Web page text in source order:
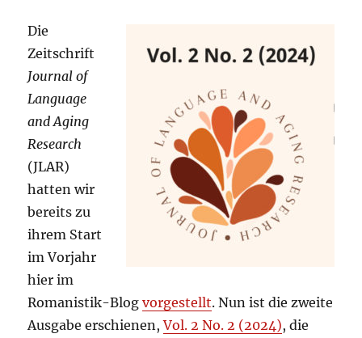
versetzen.
literarischer
Raum-
Präsenzen
in
narrativen
Texten
vom
19.-21.
Jahrhundert
Die
Zeitschrift
Journal of
Language
and Aging
Research
(JLAR)
hatten wir
bereits zu
ihrem Start
im Vorjahr
hier im
Romanistik-Blogvorgestellt. Nun ist die zweite
Ausgabe erschienen,Vol. 2 No. 2 (2024), die